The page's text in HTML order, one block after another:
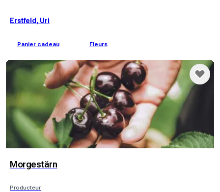
Erstfeld, Uri
Panier cadeau Fleurs
Morgestärn
Producteur